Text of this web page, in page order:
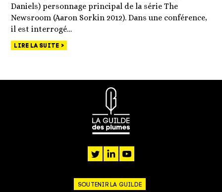
Daniels) personnage principal de la série The
Newsroom (Aaron Sorkin 2012). Dans une conférence,
il est interrogé…
LIRE LA SUITE
twitterlinkedin
SOUTENIR LA GUILDE